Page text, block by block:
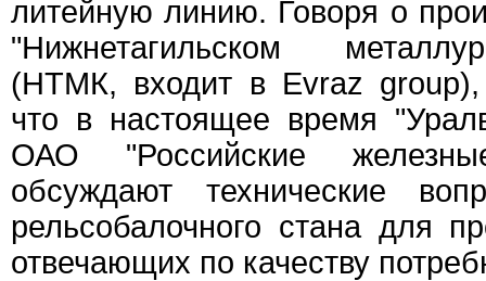
литейную линию. Говоря о
"Нижнетагильском
(НТМК, входит в Evraz group),
что в настоящее время
ОАО "Российские
обсуждают технические
рельсобалочного стана для
отвечающих по качеству